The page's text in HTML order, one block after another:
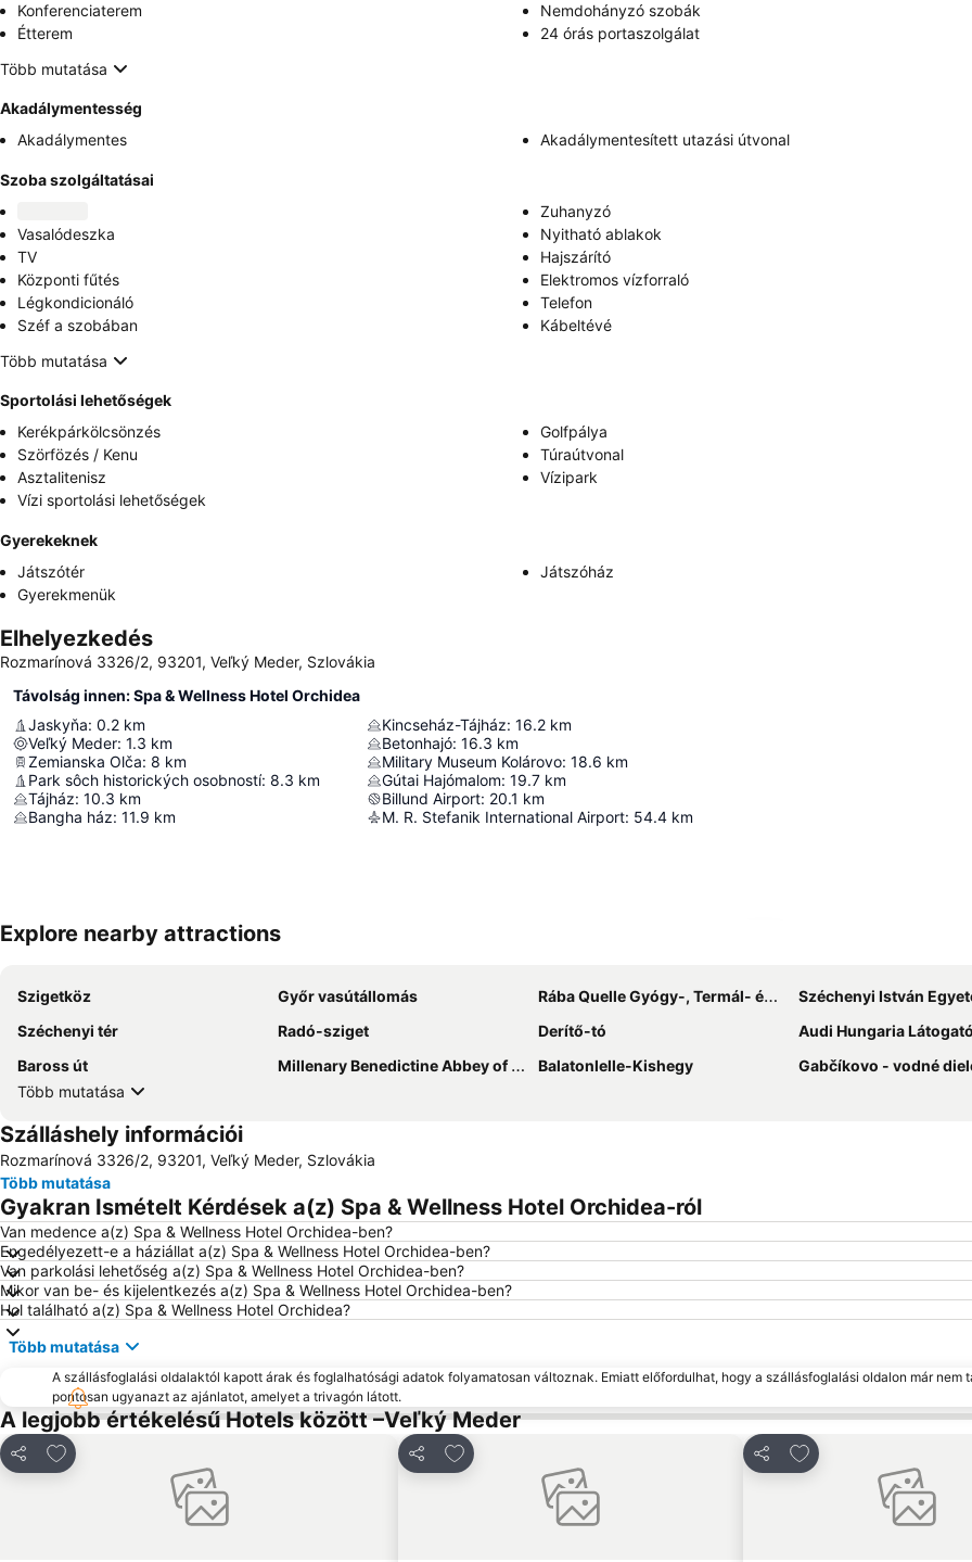
Konferenciaterem
Nemdohányzó szobák
Étterem
24 órás portaszolgálat
Több mutatása
Akadálymentesség
Akadálymentes
Akadálymentesített utazási útvonal
Szoba szolgáltatásai
Zuhanyzó
Vasalódeszka
Nyitható ablakok
TV
Hajszárító
Központi fűtés
Elektromos vízforraló
Légkondicionáló
Telefon
Széf a szobában
Kábeltévé
Több mutatása
Sportolási lehetőségek
Kerékpárkölcsönzés
Golfpálya
Szörfözés / Kenu
Túraútvonal
Asztalitenisz
Vízipark
Vízi sportolási lehetőségek
Gyerekeknek
Játszótér
Játszóház
Gyerekmenük
Elhelyezkedés
Rozmarínová 3326/2, 93201, Veľký Meder, Szlovákia
Távolság innen: Spa & Wellness Hotel Orchidea
Jaskyňa: 0.2 km
Veľký Meder: 1.3 km
Zemianska Olča: 8 km
Park sôch historických osobností: 8.3 km
Tájház: 10.3 km
Bangha ház: 11.9 km
Kincseház-Tájház: 16.2 km
Betonhajó: 16.3 km
Military Museum Kolárovo: 18.6 km
Gútai Hajómalom: 19.7 km
Billund Airport: 20.1 km
M. R. Stefanik International Airport: 54.4 km
Explore nearby attractions
Szigetköz Győr vasútállomás Rába Quelle Gyógy-, Termál- és Élményfürdő
Széchenyi István
Széchenyi tér
Radó-sziget Derítő-tó
Audi Hungaria
Baross út
Millenary Benedictine Abbey of Pannonhalma and its Natural Environment Balatonlelle-Kishegy
Gabčíkovo - vodné
Több mutatása
Szálláshely információi
Rozmarínová 3326/2, 93201, Veľký Meder, Szlovákia
Több mutatása
Gyakran Ismételt Kérdések a(z) Spa & Wellness Hotel Orchidea-ról
Van medence a(z) Spa & Wellness Hotel Orchidea-ben?
Engedélyezett-e a háziállat a(z) Spa & Wellness Hotel Orchidea-ben?
Van parkolási lehetőség a(z) Spa & Wellness Hotel Orchidea-ben?
Mikor van be- és kijelentkezés a(z) Spa & Wellness Hotel Orchidea-ben?
Hol található a(z) Spa & Wellness Hotel Orchidea?
Több mutatása
A szállásfoglalási oldalaktól kapott árak és foglalhatósági adatok folyamatosan változnak. Emiatt előfordulhat, hogy a szállásfoglalási oldalon már nem
pontosan ugyanazt az ajánlatot, amelyet a trivagón látott.
A legjobb értékelésű Hotels között –Veľký Meder
Megosztás
Hozzáadás a kedvencekhez
Megosztás
Hozzáadás a kedvencekhez
Megosztás
Hozzáadás a